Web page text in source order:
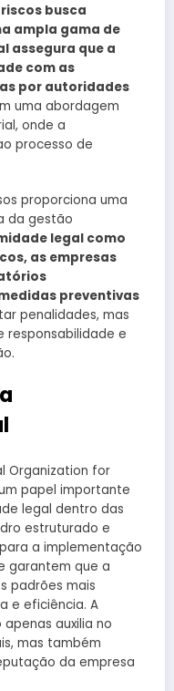
busca
ampla gama de
assegura que a
com as
por autoridades
uma abordagem
onde a
processo de
proporciona uma
da gestão
legal como
as empresas
preventivas
penalidades, mas
responsabilidade e
Organization for
papel importante
legal dentro das
estruturado e
a implementação
garantem que a
padrões mais
e eficiência. A
auxilia no
mas também
da empresa